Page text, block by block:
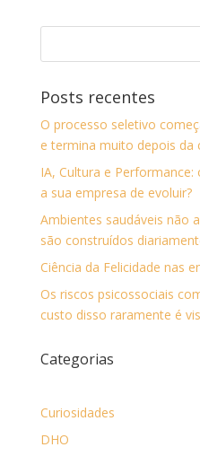
Posts recentes
O processo seletivo
e termina muito depois da
IA, Cultura e
a sua empresa de evoluir?
Ambientes saudáveis não
são construídos
Ciência da Felicidade nas
Os riscos psicossociais
custo disso raramente é
Categorias
Curiosidades
DHO